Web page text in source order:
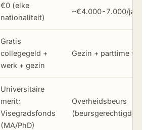
€0 (elke
nationaliteit)
~€4.000-7.000/jaar
Gratis
collegegeld +
werk + gezin
Gezin + parttime
Universitaire
merit;
Visegradsfonds
(MA/PhD)
Overheidsbeurs
(beursgerechtigde